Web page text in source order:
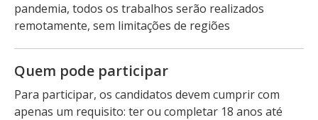
pandemia, todos os trabalhos serão realizados
remotamente, sem limitações de regiões
Quem pode participar
Para participar, os candidatos devem cumprir com
apenas um requisito: ter ou completar 18 anos até